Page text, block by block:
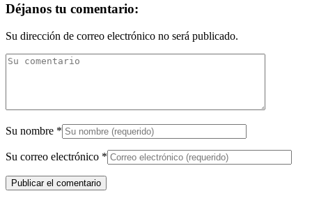
Déjanos tu comentario:
Su dirección de correo electrónico no será publicado.
Su nombre *
Su correo electrónico *